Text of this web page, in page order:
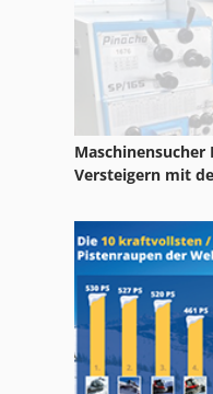
International 560
Ka 77
Kgs 1670
Ks 205
Ng 200
Str 701
Tak 18
Tur 560
Versteigern mit